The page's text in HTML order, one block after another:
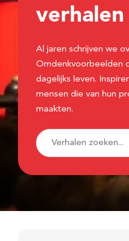
verhalen
Al jaren schrijven we
Omdenkvoorbeelden
dagelijks leven.
mensen die van hun
maakten.